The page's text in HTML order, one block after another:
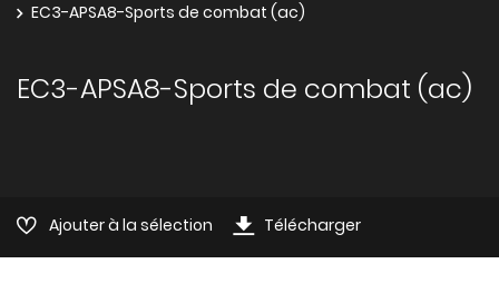
EC3-APSA8-Sports de combat (ac)
EC3-APSA8-Sports de combat (ac)
Ajouter à la sélection Télécharger